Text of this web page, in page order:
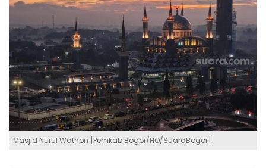
Masjid Nurul Wathon [Pemkab Bogor/HO/SuaraBogor]